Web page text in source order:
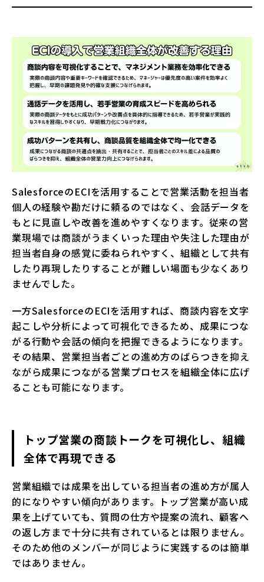
SalesforceのECIを活用することで営業活動を担当者
個人の経験や勘だけに頼るのではなく、会話データを
もとに見直しや改善を進めやすくなります。従来の営
業現場では商談がうまくいった理由や失注した理由が
担当者自身の感覚に委ねられやすく、組織として共有
したり再現したりすることが難しい場面も少なくあり
ませんでした。
一方SalesforceのECIを活用すれば、商談内容を文字
起こしや分析によって可視化できるため、成果につな
がる行動や会話の傾向を把握できるようになります。
その結果、営業担当者ごとの進め方のばらつきを抑え
ながら成果につながる営業プロセスを組織全体に広げ
ることも可能になります。
トップ営業の商談トークを可視化し、組織
全体で再現できる
営業組織では成果を出している担当者の進め方が属人
的になりやすい傾向があります。トップ営業が高い成
果を上げていても、質問の仕方や提案の流れ、顧客へ
の返し方まで十分に共有されているとは限りません。
そのため他のメンバーが同じように実践するのは簡単
ではありません。